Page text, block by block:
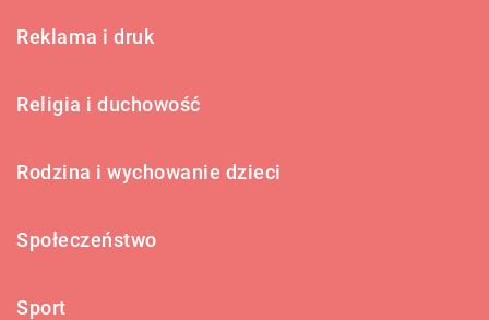
Reklama i druk
Religia i duchowość
Rodzina i wychowanie dzieci
Społeczeństwo
Sport